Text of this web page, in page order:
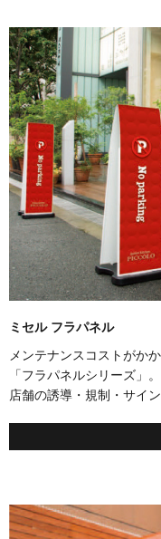
ミセル フラパネル
メンテナンスコストがか
「フラパネルシリーズ」。
店舗の誘導・規制・サイ
００（高さ）、ワイド、
設置場所やアピールした
また、半分のデザインス
ズナブルな価格でご利用